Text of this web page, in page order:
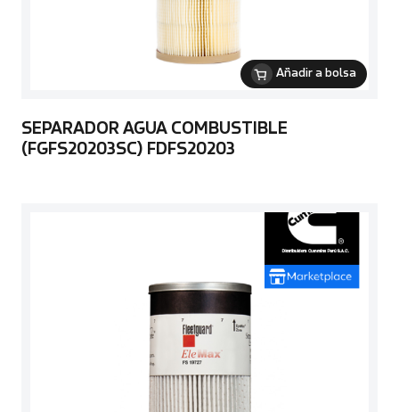
Añadir a bolsa
SEPARADOR AGUA COMBUSTIBLE
(FGFS20203SC) FDFS20203